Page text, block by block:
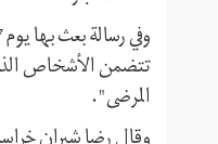
تتضمن الأشخاص
المرضى".